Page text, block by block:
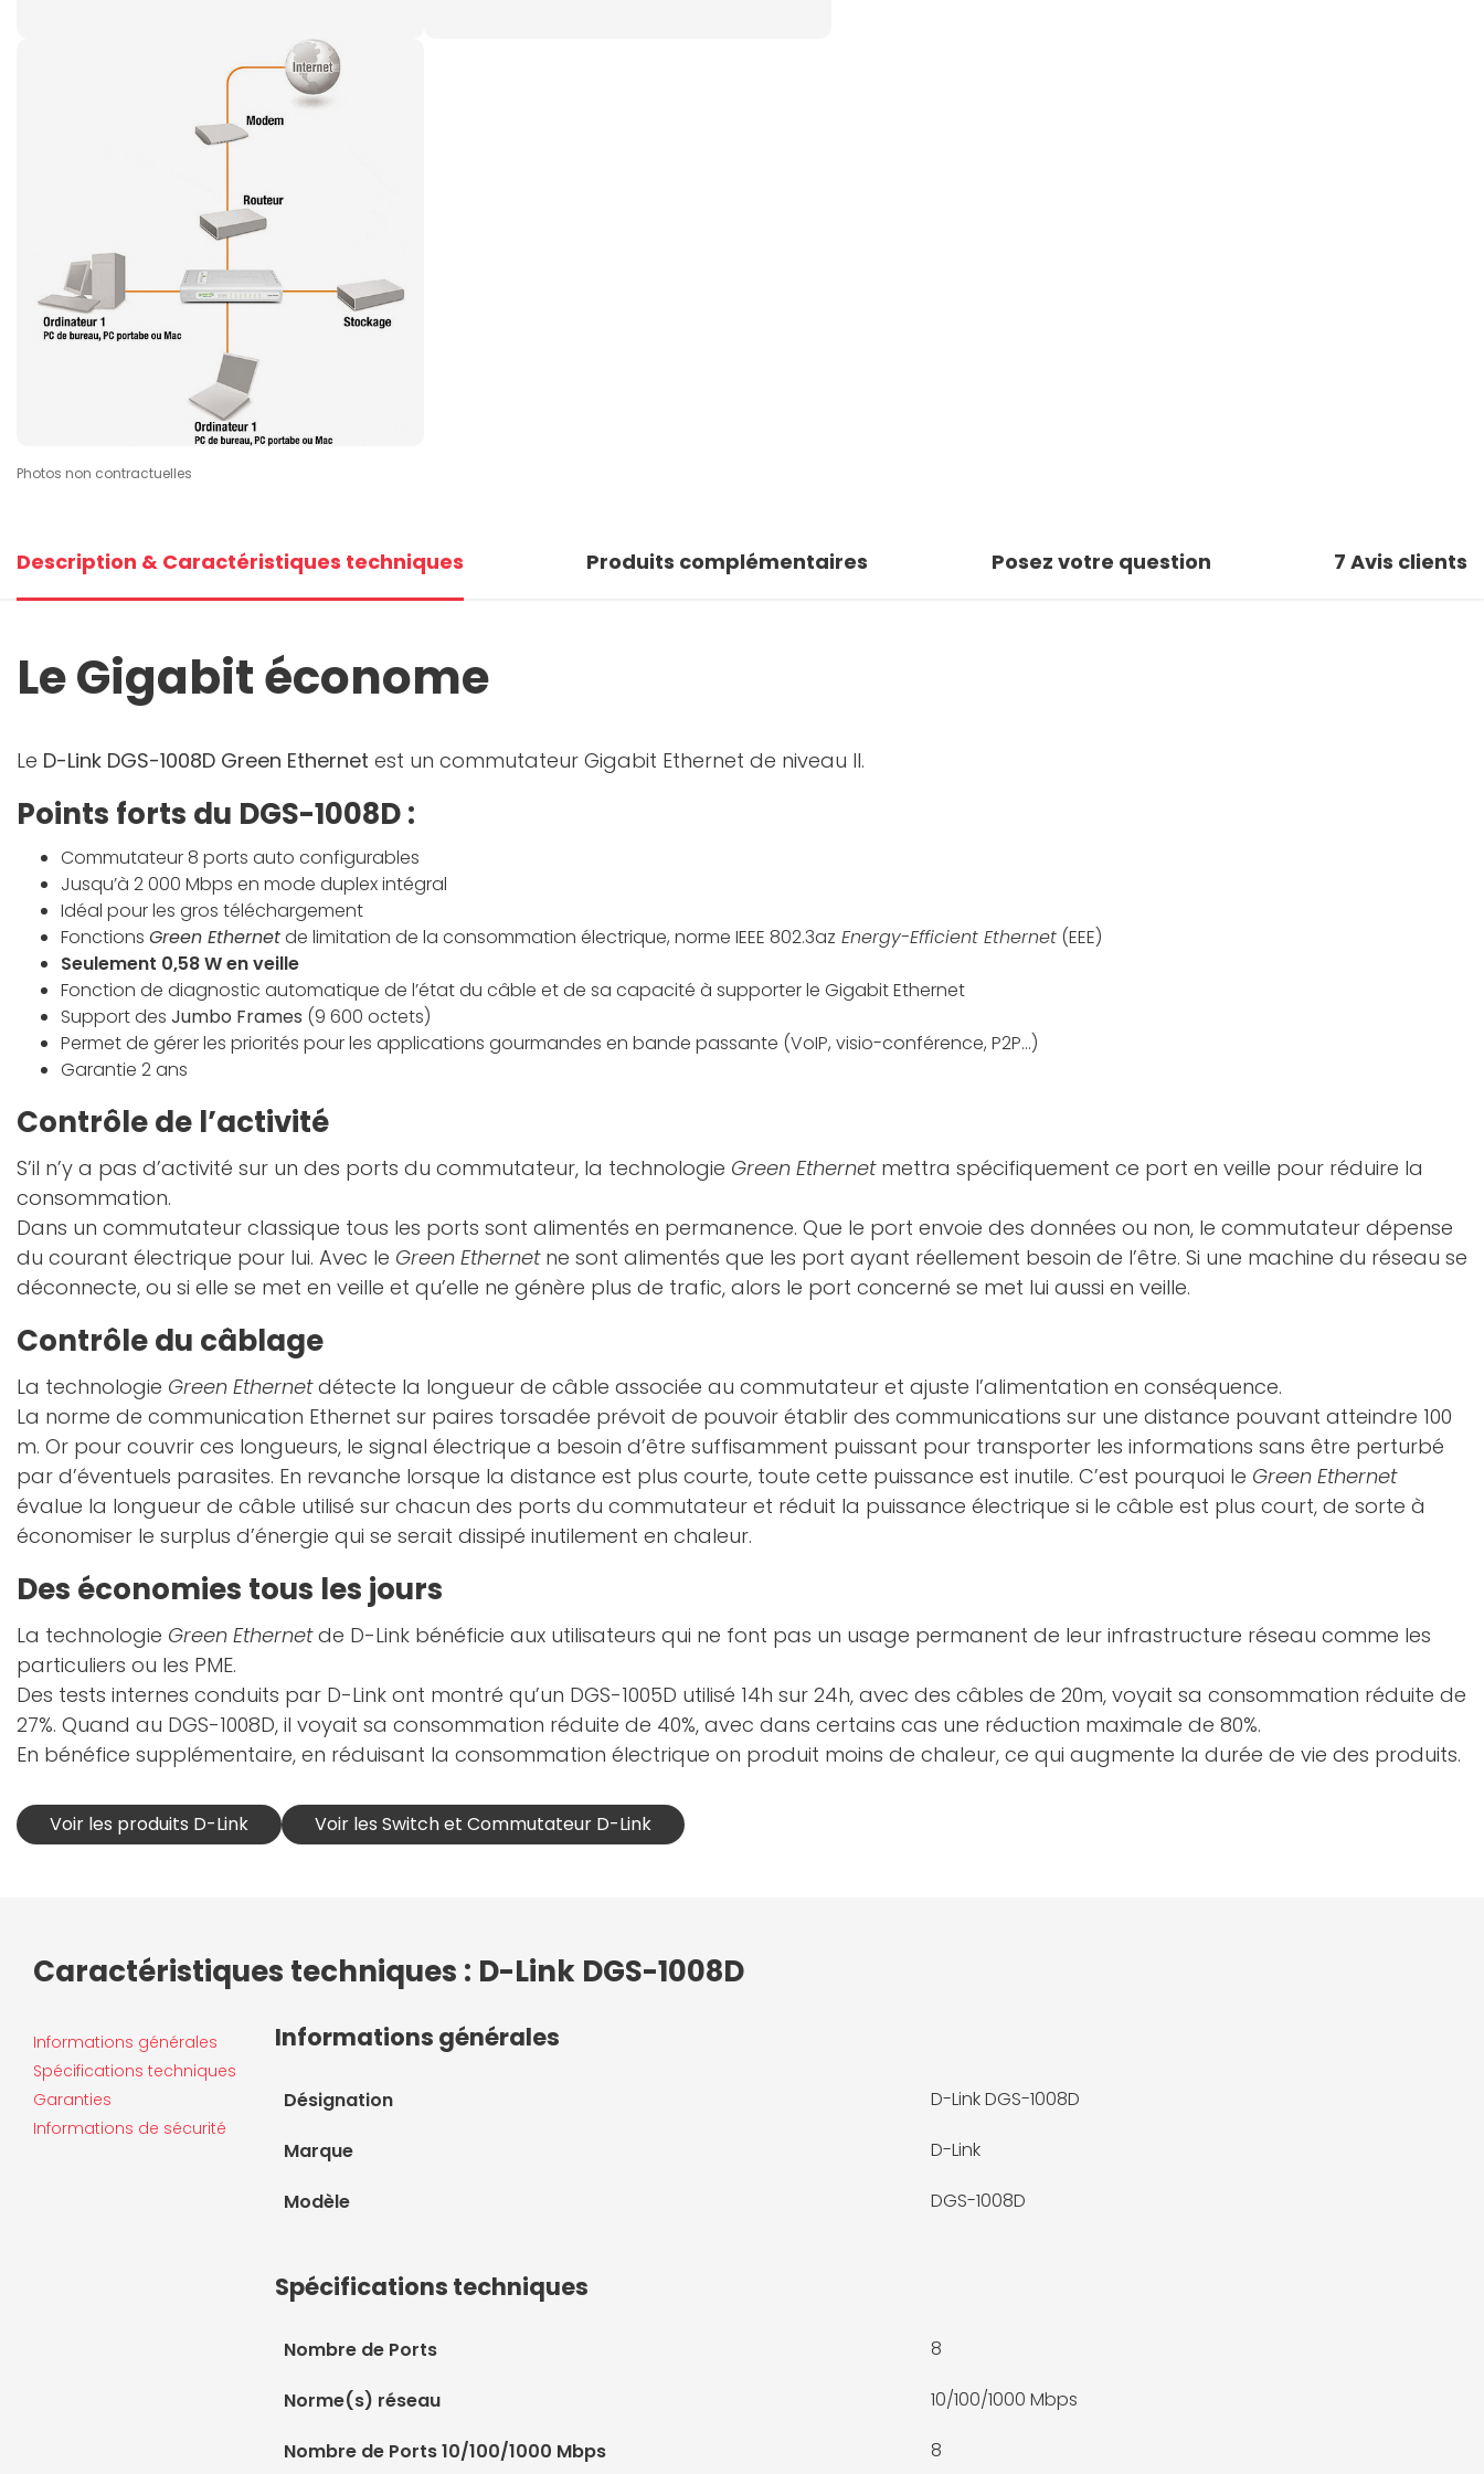
Photos non contractuelles
Description & Caractéristiques techniques Produits complémentaires Posez votre question 7 Avis clients
Le Gigabit économe
Le D-Link DGS-1008D Green Ethernet est un commutateur Gigabit Ethernet de niveau II.
Points forts du DGS-1008D :
Commutateur 8 ports auto configurables
Jusqu’à 2 000 Mbps en mode duplex intégral
Idéal pour les gros téléchargement
Fonctions Green Ethernetde limitation de la consommation électrique, norme IEEE 802.3az Energy-Efficient Ethernet (EEE)
Seulement 0,58 W en veille
Fonction de diagnostic automatique de l’état du câble et de sa capacité à supporter le Gigabit Ethernet
Support des Jumbo Frames (9 600 octets)
Permet de gérer les priorités pour les applications gourmandes en bande passante (VoIP, visio-conférence, P2P...)
Garantie 2 ans
Contrôle de l’activité
S’il n’y a pas d’activité sur un des ports du commutateur, la technologie Green Ethernetmettra spécifiquement ce port en veille pour réduire la
consommation.
Dans un commutateur classique tous les ports sont alimentés en permanence. Que le port envoie des données ou non, le commutateur dépense
du courant électrique pour lui. Avec le Green Ethernetne sont alimentés que les port ayant réellement besoin de l’être. Si une machine du réseau se
déconnecte, ou si elle se met en veille et qu’elle ne génère plus de trafic, alors le port concerné se met lui aussi en veille.
Contrôle du câblage
La technologie Green Ethernetdétecte la longueur de câble associée au commutateur et ajuste l’alimentation en conséquence.
La norme de communication Ethernet sur paires torsadée prévoit de pouvoir établir des communications sur une distance pouvant atteindre 100
m. Or pour couvrir ces longueurs, le signal électrique a besoin d’être suffisamment puissant pour transporter les informations sans être perturbé
par d’éventuels parasites. En revanche lorsque la distance est plus courte, toute cette puissance est inutile. C’est pourquoi le Green Ethernet
évalue la longueur de câble utilisé sur chacun des ports du commutateur et réduit la puissance électrique si le câble est plus court, de sorte à
économiser le surplus d’énergie qui se serait dissipé inutilement en chaleur.
Des économies tous les jours
La technologie Green Ethernetde D-Link bénéficie aux utilisateurs qui ne font pas un usage permanent de leur infrastructure réseau comme les
particuliers ou les PME.
Des tests internes conduits par D-Link ont montré qu’un DGS-1005D utilisé 14h sur 24h, avec des câbles de 20m, voyait sa consommation réduite de
27%. Quand au DGS-1008D, il voyait sa consommation réduite de 40%, avec dans certains cas une réduction maximale de 80%.
En bénéfice supplémentaire, en réduisant la consommation électrique on produit moins de chaleur, ce qui augmente la durée de vie des produits.
Voir les produits D-Link Voir les Switch et Commutateur D-Link
Caractéristiques techniques : D-Link DGS-1008D
Informations générales
Spécifications techniques
Garanties
Informations de sécurité
Informations générales
Désignation D-Link DGS-1008D
Marque D-Link
Modèle DGS-1008D
Spécifications techniques
Nombre de Ports 8
Norme(s) réseau 10/100/1000 Mbps
Nombre de Ports 10/100/1000 Mbps 8